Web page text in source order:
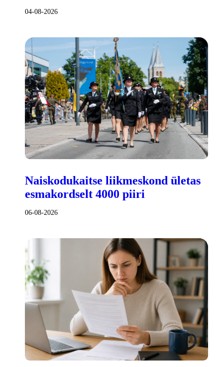
04-08-2026
Naiskodukaitse liikmeskond ületas
esmakordselt 4000 piiri
06-08-2026